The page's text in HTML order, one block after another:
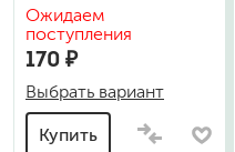
Ожидаем
поступления
170 ₽
Выбрать вариант
Купить